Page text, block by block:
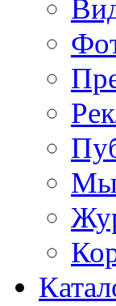
Мы